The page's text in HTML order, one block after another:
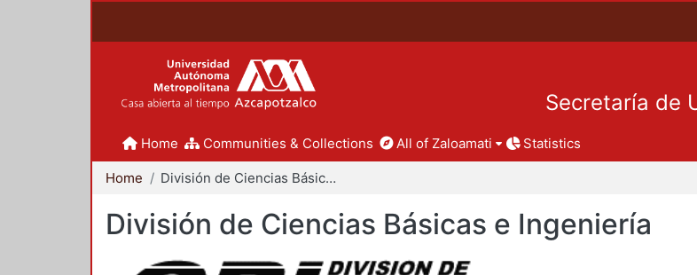
Secretaría de
Home Communities & Collections All of Zaloamati Statistics
Home División de Ciencias Básicas e Ingeniería
División de Ciencias Básicas e Ingeniería